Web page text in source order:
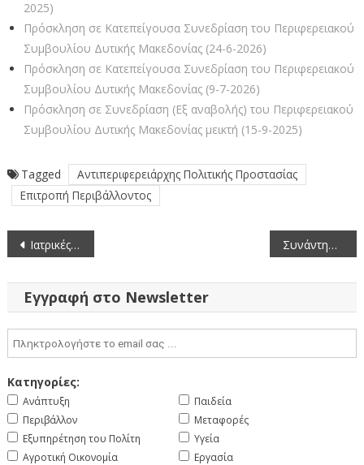
2025)
Πρόσκληση σε Κατεπείγουσα Συνεδρίαση του Περιφερειακού
Συμβουλίου Δυτικής Μακεδονίας (24-6-2026)
Πρόσκληση σε Κατεπείγουσα Συνεδρίαση του Περιφερειακού
Συμβουλίου Δυτικής Μακεδονίας (9-7-2026)
Πρόσκληση σε Συνεδρίαση (Εξ αναβολής) του Περιφερειακού
Συμβουλίου Δυτικής Μακεδονίας μεικτή (15-9-2025)
Tagged
Αντιπεριφερειάρχης Πολιτικής Προστασίας
Επιτροπή Περιβάλλοντος
Πλοήγηση
άρθρων
Ιατρικές Ειδικότητες Τελευταία ενημέρωση 13-4-2022 Συνάντηση Περιφερειάρχη Δυτικής Μακεδονίας Γιώργου Κασαπίδη με τον Πρέσβη της Ομοσπονδιακής Δημοκρατίας της Γερμανίας στην Αθήνα Ερνστ Ράιχελ – Συνεργασία σε θέματα οικονομίας, περιβάλλοντος και πολιτισμού
Εγγραφή στο Newsletter
Κατηγορίες:
Ανάπτυξη
Περιβάλλον
Εξυπηρέτηση του Πολίτη
Αγροτική Οικονομία
Παιδεία
Μεταφορές
Υγεία
Εργασία